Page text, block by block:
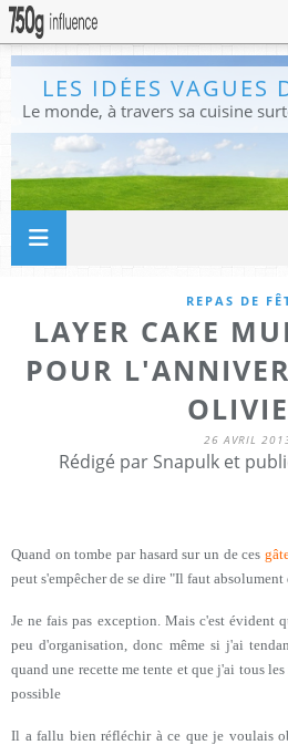
LES IDÉES VAGUES
REPAS DE
LAYER CAKE
POUR
26 AVRIL
Rédigé par Snapulk et
Quand on tombe par hasard sur un de ces
peut s'empêcher de se dire "Il faut
Je ne fais pas exception. Mais c'est évident
peu d'organisation, donc même si j'ai
quand une recette me tente et que j'ai tous
possible
Il a fallu bien réfléchir à ce que je voulais